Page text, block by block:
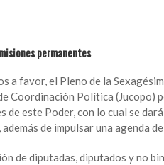
permanentes
a favor, el Pleno de la
Coordinación Política (Jucopo)
de este Poder, con lo cual se
además de impulsar una agenda
de diputadas, diputados y no